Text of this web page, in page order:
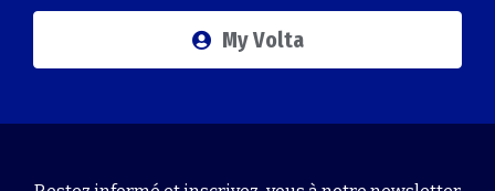
My Volta